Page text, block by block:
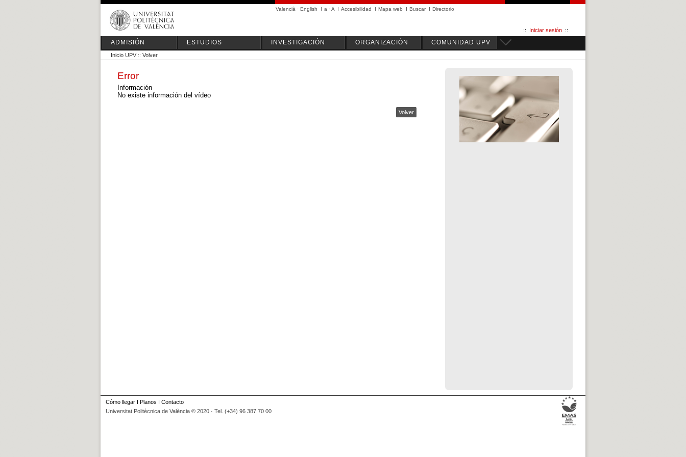
Valencià · English I a ·A I Accesibilidad I Mapa web I Buscar I Directorio
:: Iniciar sesión ::
ADMISIÓN ESTUDIOS INVESTIGACIÓN ORGANIZACIÓN COMUNIDAD UPV
Inicio UPV :: Volver
Error
Información
No existe información del vídeo
Volver
Cómo llegar I Planos I Contacto
Universitat Politècnica de València © 2020 · Tel. (+34) 96 387 70 00